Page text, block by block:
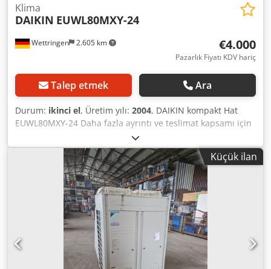
Wettringen 2.605 km
Klima
DAIKIN EUWL80MXY-24
€4.000
Pazarlık Fiyatı KDV hariç
Talep etmek Ara
Durum: ikinci el, Üretim yılı: 2004, DAIKIN kompakt Hat
EUWL80MXY-24 Daha fazla ayrıntı ve teslimat kapsamı için
fotoğrafa bakın. Teknik veriler için tip etiketine bakınız.
Uzunluk: yaklaşık 3,00 m / Genişlik: yaklaşık 0,95 m /
Yükseklik: yaklaşık 1,05 m Ürün durumu: kullanılmış, test
edilmemiş Cjdstzw N Aspfx Aqqsrf durum: kullanılmış, test
edilmemiş Wettringen'de bir görüntüleme mümkün! Diğer
sorularınız için bizimle e-posta yoluyla iletişime
geçebilirsiniz. Satış, yalnızca ticari amaçlarla ve maddi ve
yasal kusurlar için herhangi bir garanti hariç olmak üzere
ticari ilgili taraflara gerçekleşir! Satın alma işleminizle ticari
olarak veya serbest çalıştığınızı onaylamış olursunuz. Aksi
takdirde hüküm ve koşullarımızı ihlal etmiş olursunuz!
Küçük ilan